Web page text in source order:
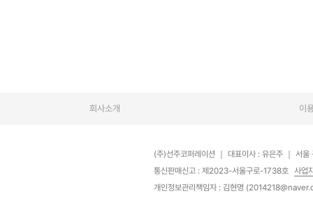
회사소개 이
(주)선주코퍼레이션 ｜ 대표이사 : 유은주 ｜ 서울
통신판매신고 : 제2023-서울구로-1738호 사업
개인정보관리책임자 : 김현명